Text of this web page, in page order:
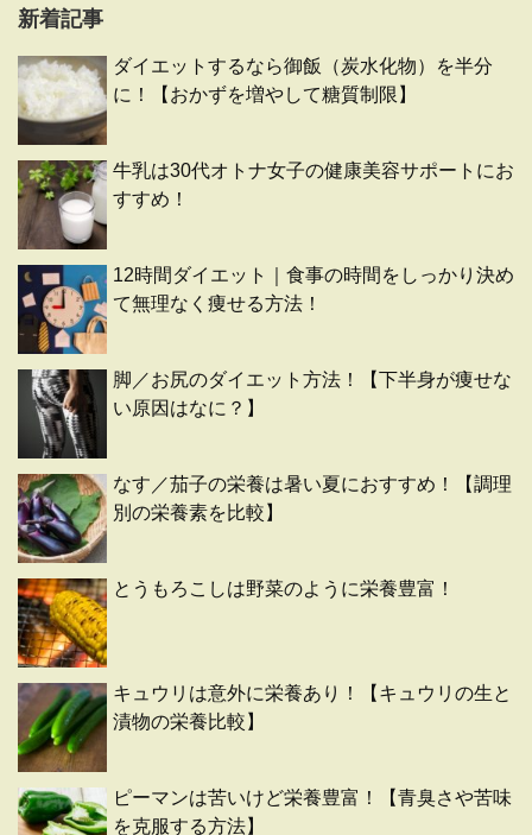
新着記事
ダイエットするなら御飯（炭水化物）を半分
に！【おかずを増やして糖質制限】
牛乳は30代オトナ女子の健康美容サポートにお
すすめ！
12時間ダイエット｜食事の時間をしっかり決め
て無理なく痩せる方法！
脚／お尻のダイエット方法！【下半身が痩せな
い原因はなに？】
なす／茄子の栄養は暑い夏におすすめ！【調理
別の栄養素を比較】
とうもろこしは野菜のように栄養豊富！
キュウリは意外に栄養あり！【キュウリの生と
漬物の栄養比較】
ピーマンは苦いけど栄養豊富！【青臭さや苦味
を克服する方法】